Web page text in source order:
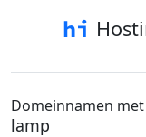
Domeinnamen
lamp